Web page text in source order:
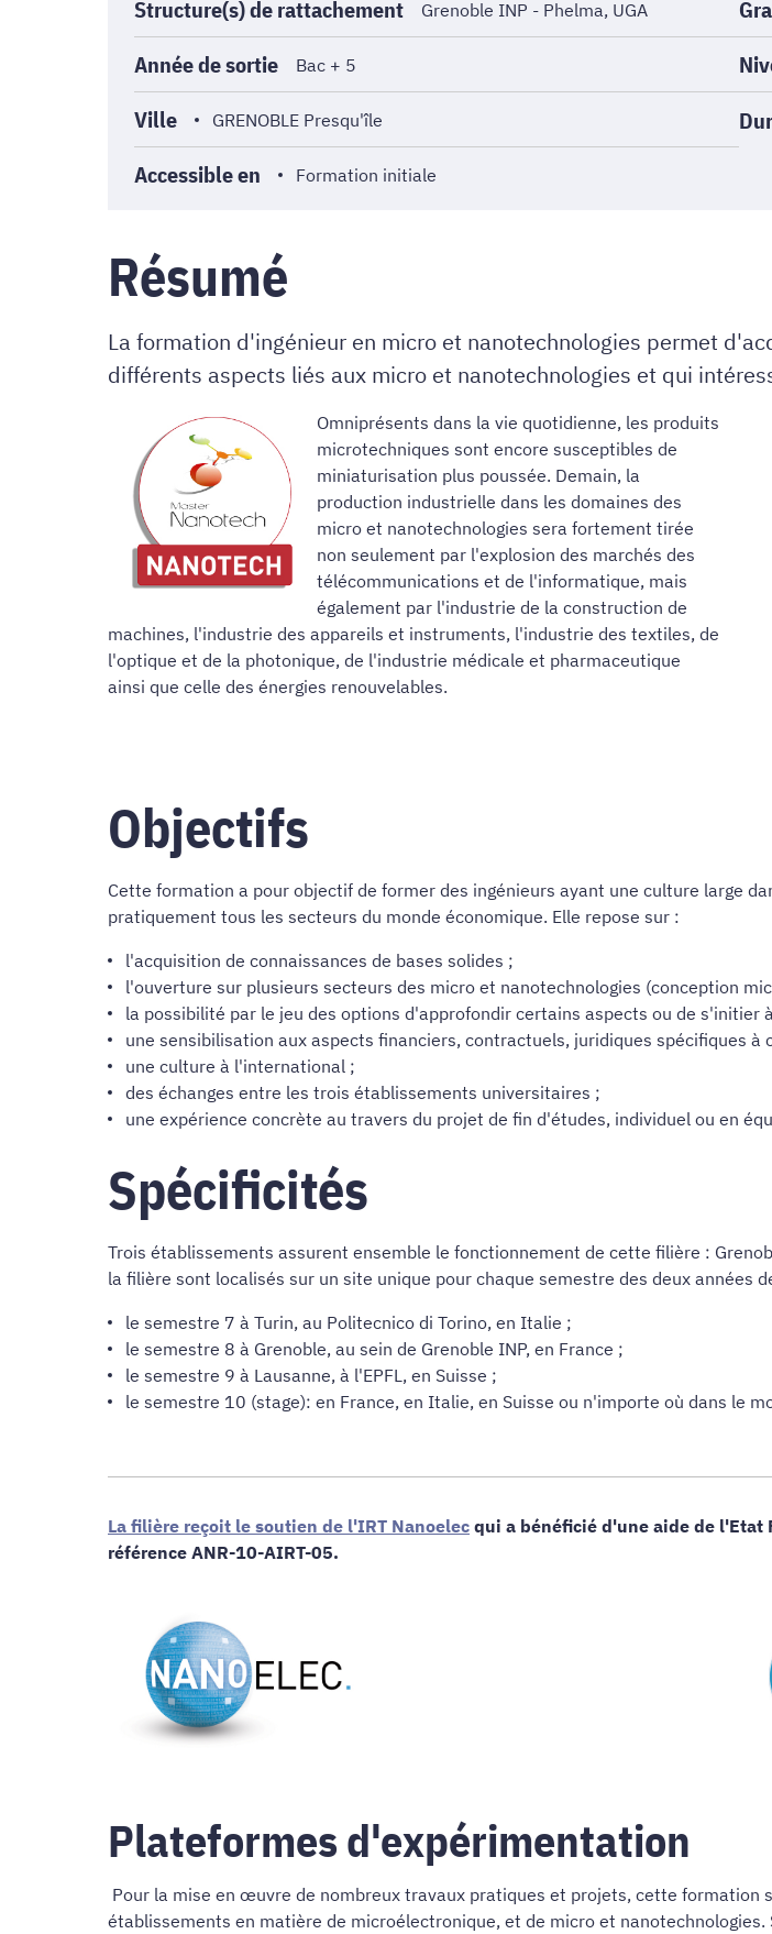
Structure(s) de rattachement Grenoble INP - Phelma, UGA
Année de sortie Bac + 5
Ville GRENOBLE Presqu'île
Accessible en Formation initiale
Résumé
La formation d'ingénieur en micro et nanotechnologies permet
différents aspects liés aux micro et nanotechnologies et qui
Omniprésents dans la vie quotidienne, les produits
microtechniques sont encore susceptibles de
miniaturisation plus poussée. Demain, la
production industrielle dans les domaines des
micro et nanotechnologies sera fortement tirée
non seulement par l'explosion des marchés des
télécommunications et de l'informatique, mais
également par l'industrie de la construction de
machines, l'industrie des appareils et instruments, l'industrie des textiles, de
l'optique et de la photonique, de l'industrie médicale et pharmaceutique
ainsi que celle des énergies renouvelables.
Objectifs
Cette formation a pour objectif de former des ingénieurs ayant une culture large
pratiquement tous les secteurs du monde économique. Elle repose sur :
l'acquisition de connaissances de bases solides ;
l'ouverture sur plusieurs secteurs des micro et nanotechnologies (conception
la possibilité par le jeu des options d'approfondir certains aspects ou de s'initier
une sensibilisation aux aspects financiers, contractuels, juridiques spécifiques à
une culture à l'international ;
des échanges entre les trois établissements universitaires ;
une expérience concrète au travers du projet de fin d'études, individuel ou en
Spécificités
Trois établissements assurent ensemble le fonctionnement de cette filière :
la filière sont localisés sur un site unique pour chaque semestre des deux années
le semestre 7 à Turin, au Politecnico di Torino, en Italie ;
le semestre 8 à Grenoble, au sein de Grenoble INP, en France ;
le semestre 9 à Lausanne, à l'EPFL, en Suisse ;
le semestre 10 (stage): en France, en Italie, en Suisse ou n'importe où dans le
La filière reçoit le soutien de l'IRT Nanoelec qui a bénéficié d'une aide de
référence ANR-10-AIRT-05.
Plateformes d'expérimentation
Pour la mise en œuvre de nombreux travaux pratiques et projets, cette formation
établissements en matière de microélectronique, et de micro et